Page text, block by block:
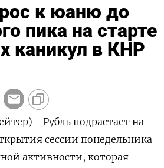
к юаню до
пика на старте
каникул в КНР
- Рубль подрастает на
сессии понедельника
активности, которая